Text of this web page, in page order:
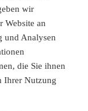
wir
Website an
und Analysen
die Sie ihnen
Ihrer Nutzung